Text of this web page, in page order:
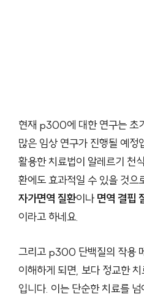
현재 p300에 대한 연구는 초
많은 임상 연구가 진행될 예
활용한 치료법이 알레르기 천
환에도 효과적일 수 있을 것으
자가면역 질환이나 면역 결핍
이라고 하네요.
그리고 p300 단백질의 작용
이해하게 되면, 보다 정교한
입니다. 이는 단순한 치료를